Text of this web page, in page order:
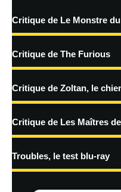
traitées
Critique de Le Monstre
Critique de The Furious
Critique de Zoltan, le
Critique de Les Maîtres
Troubles, le test blu-ray